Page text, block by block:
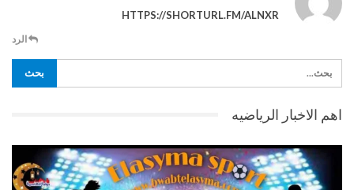
HTTPS://SHORTURL.FM/ALNXR
الرد
اهم الاخبار الرياضيه